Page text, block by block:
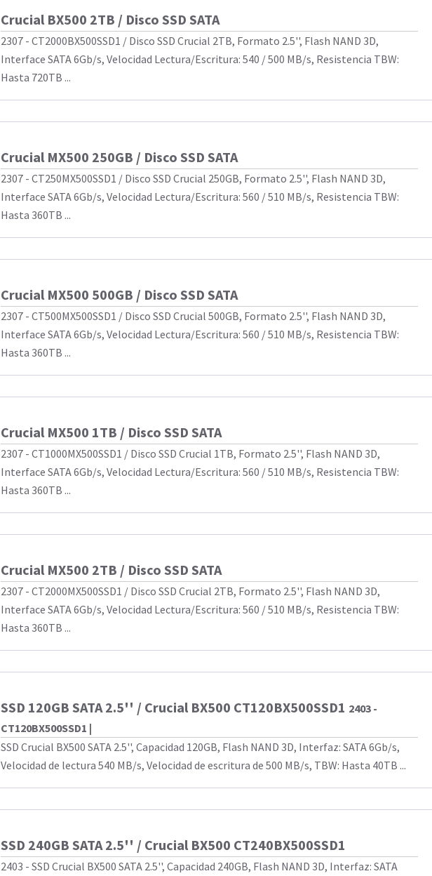
Crucial BX500 2TB / Disco SSD SATA
2307 - CT2000BX500SSD1 / Disco SSD Crucial 2TB, Formato 2.5'', Flash NAND 3D,
Interface SATA 6Gb/s, Velocidad Lectura/Escritura: 540 / 500 MB/s, Resistencia TBW:
Hasta 720TB ...
Crucial MX500 250GB / Disco SSD SATA
2307 - CT250MX500SSD1 / Disco SSD Crucial 250GB, Formato 2.5'', Flash NAND 3D,
Interface SATA 6Gb/s, Velocidad Lectura/Escritura: 560 / 510 MB/s, Resistencia TBW:
Hasta 360TB ...
Crucial MX500 500GB / Disco SSD SATA
2307 - CT500MX500SSD1 / Disco SSD Crucial 500GB, Formato 2.5'', Flash NAND 3D,
Interface SATA 6Gb/s, Velocidad Lectura/Escritura: 560 / 510 MB/s, Resistencia TBW:
Hasta 360TB ...
Crucial MX500 1TB / Disco SSD SATA
2307 - CT1000MX500SSD1 / Disco SSD Crucial 1TB, Formato 2.5'', Flash NAND 3D,
Interface SATA 6Gb/s, Velocidad Lectura/Escritura: 560 / 510 MB/s, Resistencia TBW:
Hasta 360TB ...
Crucial MX500 2TB / Disco SSD SATA
2307 - CT2000MX500SSD1 / Disco SSD Crucial 2TB, Formato 2.5'', Flash NAND 3D,
Interface SATA 6Gb/s, Velocidad Lectura/Escritura: 560 / 510 MB/s, Resistencia TBW:
Hasta 360TB ...
SSD 120GB SATA 2.5'' / Crucial BX500 CT120BX500SSD1 2403 -
CT120BX500SSD1 |
SSD Crucial BX500 SATA 2.5'', Capacidad 120GB, Flash NAND 3D, Interfaz: SATA 6Gb/s,
Velocidad de lectura 540 MB/s, Velocidad de escritura de 500 MB/s, TBW: Hasta 40TB ...
SSD 240GB SATA 2.5'' / Crucial BX500 CT240BX500SSD1
2403 - SSD Crucial BX500 SATA 2.5'', Capacidad 240GB, Flash NAND 3D, Interfaz: SATA